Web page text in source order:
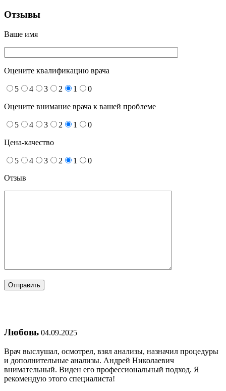
Отзывы
Ваше имя
Оцените квалификацию врача
5 4 3 2 1 0
Оцените внимание врача к вашей проблеме
5 4 3 2 1 0
Цена-качество
5 4 3 2 1
0
Отзыв
Любовь 04.09.2025
Врач выслушал, осмотрел, взял анализы, назначил процедуры
и дополнительные анализы. Андрей Николаевич
внимательный. Виден его профессиональный подход. Я
рекомендую этого специалиста!